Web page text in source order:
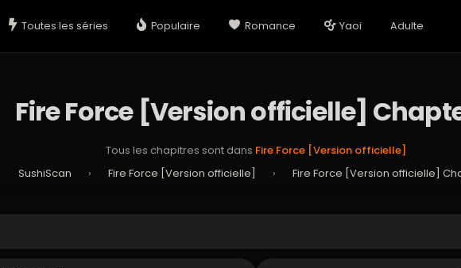
Toutes les séries Populaire Romance Yaoi Adulte
Fire Force [Version officielle]
Tous les chapitres sont dans Fire Force [Version officielle]
SushiScan
› Fire Force [Version officielle] › Fire Force [Version officielle]